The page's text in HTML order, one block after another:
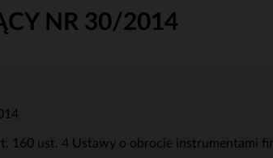
NR 30/2014
160 ust. 4 Ustawy o obrocie instrumentami